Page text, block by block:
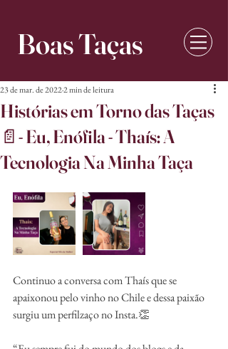
Boas Taças
Histórias em Torno das Taças
📄- Eu, Enófila - Thaís: A
Tecnologia Na Minha Taça
23 de mar. de 20222 min de leitura
Continuo a conversa com Thaís que se
apaixonou pelo vinho no Chile e dessa paixão
surgiu um perfilzaço no Insta.👏